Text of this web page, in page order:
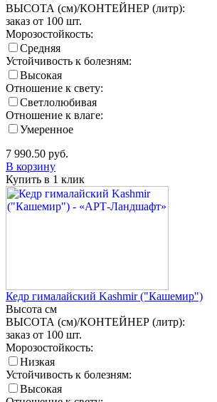
ВЫСОТА (см)/КОНТЕЙНЕР (литр):
заказ от 100 шт.
Морозостойкость:
Средняя
Устойчивость к болезням:
Высокая
Отношение к свету:
Светлолюбивая
Отношение к влаге:
Умеренное
7 990.50 руб.
В корзину
Купить в 1 клик
Кедр гималайский Kashmir ("Кашемир")
Высота см
ВЫСОТА (см)/КОНТЕЙНЕР (литр):
заказ от 100 шт.
Морозостойкость:
Низкая
Устойчивость к болезням:
Высокая